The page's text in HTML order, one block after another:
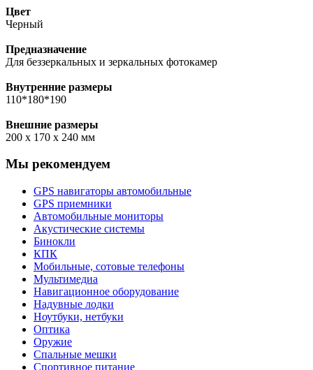
Цвет
Черный
Предназначение
Для беззеркальных и зеркальных фотокамер
Внутренние размеры
110*180*190
Внешние размеры
200 x 170 x 240 мм
Мы рекомендуем
GPS навигаторы автомобильные
GPS приемники
Автомобильные мониторы
Акустические системы
Бинокли
КПК
Мобильные, сотовые телефоны
Мультимедиа
Навигационное оборудование
Надувные лодки
Ноутбуки, нетбуки
Оптика
Оружие
Спальные мешки
Спортивное питание